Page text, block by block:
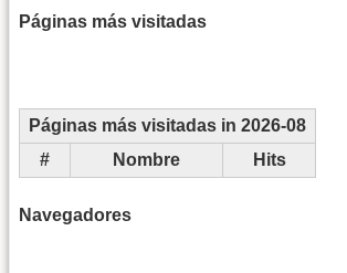
Páginas más visitadas
Páginas más visitadas in 2026-08
#
Nombre Hits
Navegadores